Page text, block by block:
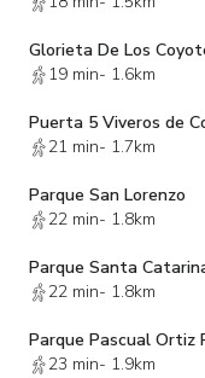
Glorieta De Los
19 min- 1.6km
21 min- 1.7km
Parque San Lorenzo
22 min- 1.8km
Parque Santa
22 min- 1.8km
Parque Pascual Ortiz
23 min- 1.9km